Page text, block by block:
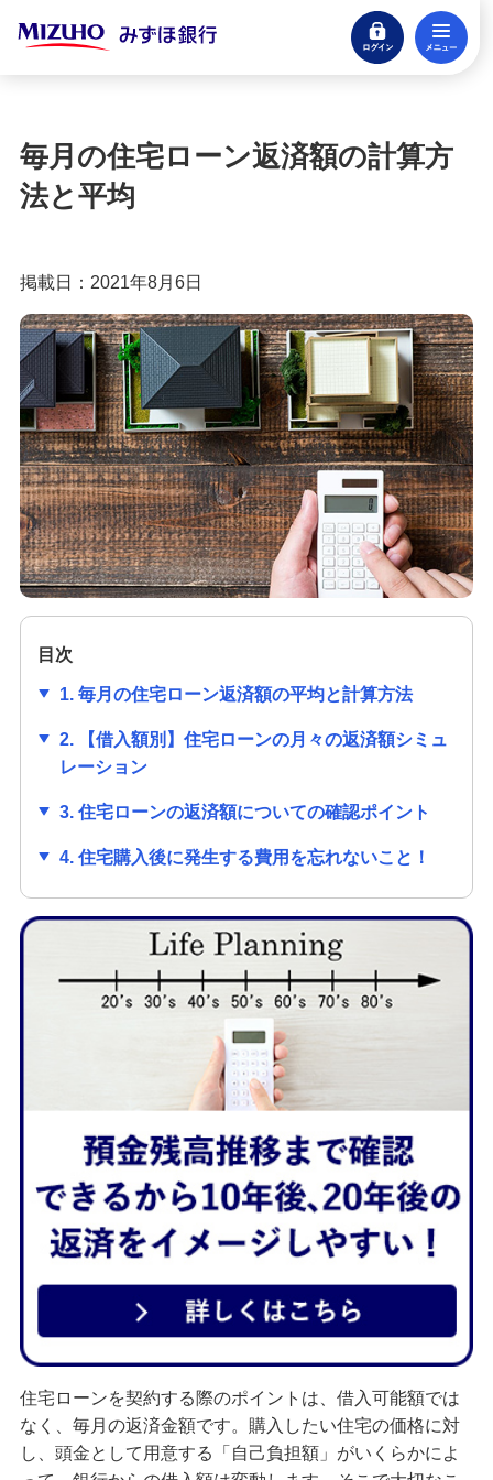
ログイン
閉じる
住宅ローンのよくあるご質問
ライフプラン・家族の記事一覧
返済方法紹介の記事一覧
お借換の記事一覧
住宅ローンのご相談・お問い合わせ
住宅ローン（借り換え）
みずほ信用保証株式会社が行う保証業務につ
いて
カードローン
みずほ リ・バース60
多目的ローン
ご利用中のお客さま
住宅ローン申込（借換）
カードローン申込（口座あり）
カードローン申込（口座なし）
貯める・増やす
備える
相続・保険
毎月の住宅ローン返済額の計算方
法と平均
掲載日：2021年8月6日
目次
1. 毎月の住宅ローン返済額の平均と計算方法
2. 【借入額別】住宅ローンの月々の返済額シミュ
レーション
3. 住宅ローンの返済額についての確認ポイント
4. 住宅購入後に発生する費用を忘れないこと！
住宅ローンを契約する際のポイントは、借入可能額では
なく、毎月の返済金額です。購入したい住宅の価格に対
し、頭金として用意する「自己負担額」がいくらかによ